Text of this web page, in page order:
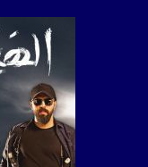
للتفاعل:
الموقع الالكتروني:
فيسبوك:
musawachannel